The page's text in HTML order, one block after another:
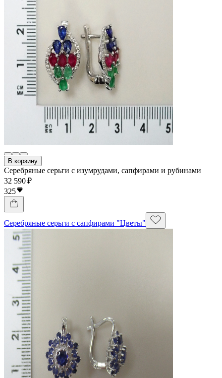
В корзину
Серебряные серьги с изумрудами, сапфирами и рубинами
32 590 ₽
325
Серебряные серьги с сапфирами "Цветы"